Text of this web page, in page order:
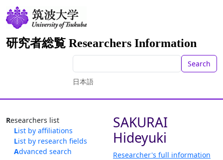
研究者総覧 Researchers Information
Search
日本語
Researchers list
List by affiliations
List by research fields
Advanced search
SAKURAI
Hideyuki
Researcher's full information